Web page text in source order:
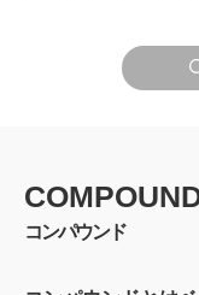
コンパウンド